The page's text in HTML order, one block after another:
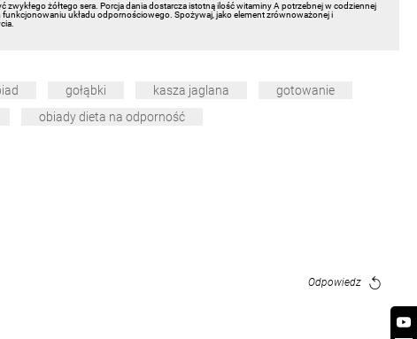
zwykłego żółtego sera. Porcja dania dostarcza istotną ilość witaminy A potrzebnej w codziennej
układu odpornościowego. Spożywaj, jako element zrównoważonej i
gołąbki kasza jaglana
gotowanie
obiady dieta na odporność
Odpowiedz